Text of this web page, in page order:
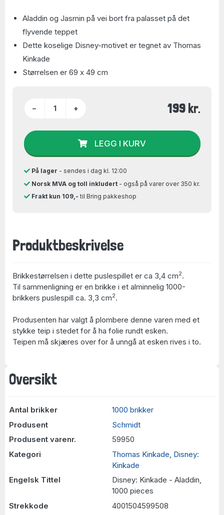
Oversikt
Antal brikker
1000 brikker
Produsent
Schmidt
Produsent varenr.
59950
Kategori
Thomas Kinkade Disney:
Kinkade
Engelsk Tittel
Disney: Kinkade - Aladdin,
1000 pieces
Strekkode
4001504599508
Aladdin og Jasmin på vei bort fra palasset på det
flyvende teppet
Dette koselige Disney-motivet er tegnet av Thomas
Kinkade
Størrelsen er 69 x 49 cm
− + 199 kr.
LEGG I KURV
På lager - sendes i dag kl. 12:00
Norsk MVA og toll inkludert- også på varer over 350 kr.
Frakt kun 109,- til Bring pakkeshop
Produktbeskrivelse
Brikkestørrelsen i dette puslespillet er ca 3,4 cm2.
Til sammenligning er en brikke i et alminnelig 1000-
brikkers puslespill ca. 3,3 cm2.
Produsenten har valgt å plombere denne varen med et
stykke teip i stedet for å ha folie rundt esken.
Teipen må skjæres over for å unngå at esken rives i to.